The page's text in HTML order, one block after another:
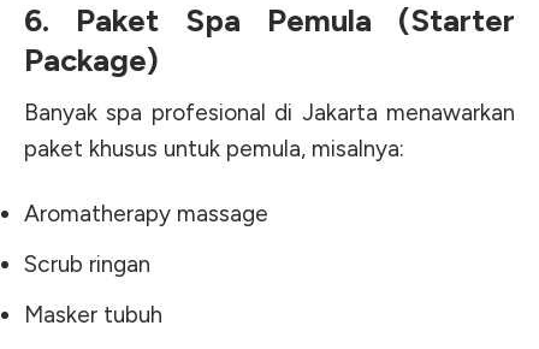
6. Paket Spa Pemula (Starter
Package)
Banyak spa profesional di Jakarta menawarkan
paket khusus untuk pemula, misalnya:
Aromatherapy massage
Scrub ringan
Masker tubuh